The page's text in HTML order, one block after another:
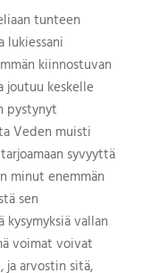
tunteen
lukiessani
kiinnostuvan
joutuu keskelle
pystynyt
Veden muisti
syvyyttä
minut enemmän
sen
kysymyksiä vallan
voimat voivat
ja arvostin sitä,